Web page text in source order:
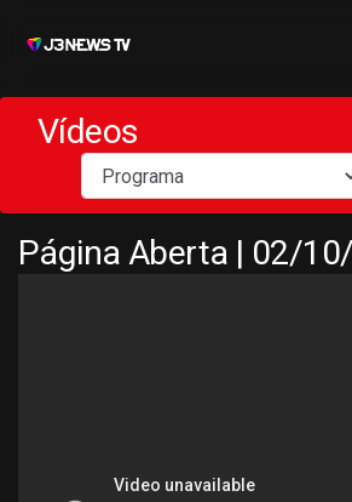
Vídeos
Página Aberta | 02/